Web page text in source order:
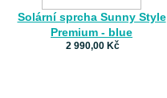
Solární sprcha Sunny Style
Premium - blue
2 990,00 Kč